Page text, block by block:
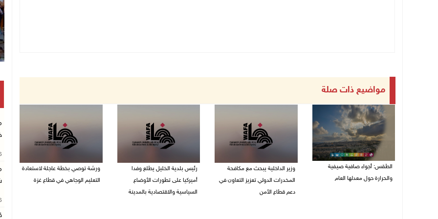
مواضيع ذات صلة
الطقس: أجواء صافية صيفية
والحرارة حول معدلها العام
وزير الداخلية يبحث مع مكافحة
المخدرات الدولي تعزيز التعاون في
دعم قطاع الأمن
رئيس بلدية الخليل يطلع وفدا
أميركيا على تطورات الأوضاع
السياسية والاقتصادية بالمدينة
ورشة توصي بخطة عاجلة لاستعادة
التعليم الوجاهي في قطاع غزة